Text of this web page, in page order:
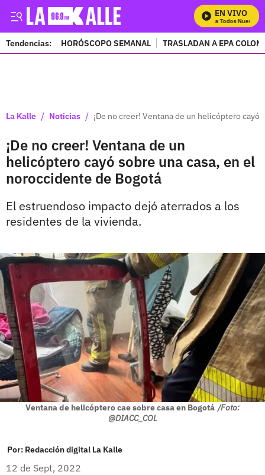
EN VIVO
Mira Todos Nuestros
Tendencias: HORÓSCOPO SEMANAL TRASLADAN A EPA
La Kalle / Noticias / ¡De no creer! Ventana de un helicóptero
¡De no creer! Ventana de un
helicóptero cayó sobre una casa, en el
noroccidente de Bogotá
El estruendoso impacto dejó aterrados a los
residentes de la vivienda.
Ventana de helicóptero cae sobre casa en Bogotá /Foto:
@DIACC_COL
Por: Redacción digital La Kalle
12 de Sept, 2022